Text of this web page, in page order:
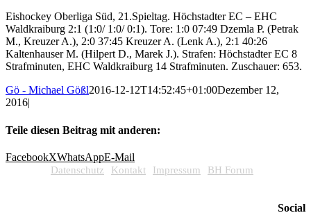
Eishockey Oberliga Süd, 21.Spieltag. Höchstadter EC – EHC
Waldkraiburg 2:1 (1:0/ 1:0/ 0:1). Tore: 1:0 07:49 Dzemla P. (Petrak
M., Kreuzer A.), 2:0 37:45 Kreuzer A. (Lenk A.), 2:1 40:26
Kaltenhauser M. (Hilpert D., Marek J.). Strafen: Höchstadter EC 8
Strafminuten, EHC Waldkraiburg 14 Strafminuten. Zuschauer: 653.
Gö - Michael Gößl2016-12-12T14:52:45+01:00Dezember 12,
2016|
Teile diesen Beitrag mit anderen:
FacebookXWhatsAppE-Mail
Social
Datenschutz Kontakt Impressum BH Forum